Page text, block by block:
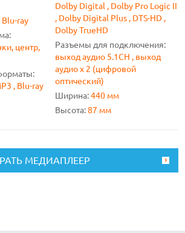
Blu-ray
центр,
, Blu-ray
Dolby Digital , Dolby Pro Logic II
, Dolby Digital Plus , DTS-HD ,
Dolby TrueHD
Разъемы для подключения:
выход аудио 5.1CH , выход
аудио x 2 (цифровой
оптический)
Ширина:440 мм
Высота:87 мм
МЕДИАПЛЕЕР